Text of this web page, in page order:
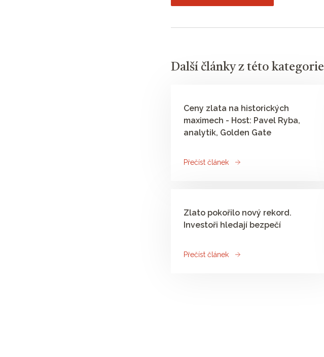
Další články z této kategorie
Ceny zlata na historických
maximech - Host: Pavel Ryba,
analytik, Golden Gate
Přečíst článek
Zlato pokořilo nový rekord.
Investoři hledají bezpečí
Přečíst článek